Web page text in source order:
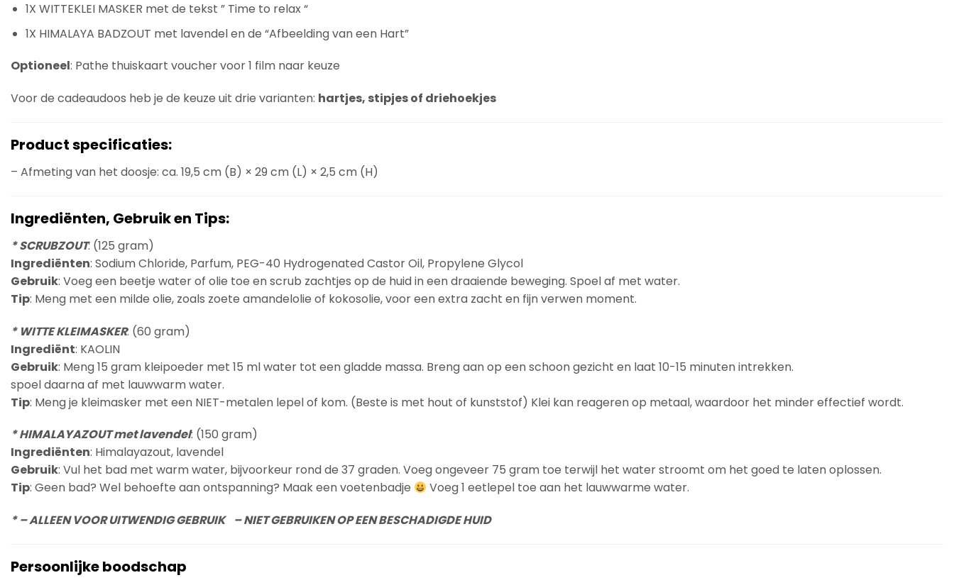
1X WITTEKLEI MASKER met de tekst ” Time to relax “
1X HIMALAYA BADZOUT met lavendel en de “Afbeelding van een Hart”
Optioneel: Pathe thuiskaart voucher voor 1 film naar keuze
Voor de cadeaudoos heb je de keuze uit drie varianten: hartjes, stipjes of driehoekjes
Product specificaties:
– Afmeting van het doosje: ca. 19,5 cm (B) × 29 cm (L) × 2,5 cm (H)
Ingrediënten, Gebruik en Tips:
* SCRUBZOUT: (125 gram)
Ingrediënten: Sodium Chloride, Parfum, PEG-40 Hydrogenated Castor Oil, Propylene Glycol
Gebruik: Voeg een beetje water of olie toe en scrub zachtjes op de huid in een draaiende beweging. Spoel af met water.
Tip: Meng met een milde olie, zoals zoete amandelolie of kokosolie, voor een extra zacht en fijn verwen moment.
* WITTE KLEIMASKER: (60 gram)
Ingrediënt: KAOLIN
Gebruik: Meng 15 gram kleipoeder met 15 ml water tot een gladde massa. Breng aan op een schoon gezicht en laat 10-15 minuten intrekken.
spoel daarna af met lauwwarm water.
Tip: Meng je kleimasker met een NIET-metalen lepel of kom. (Beste is met hout of kunststof) Klei kan reageren op metaal, waardoor het minder effectief wordt.
* HIMALAYAZOUT met lavendel: (150 gram)
Ingrediënten: Himalayazout, lavendel
Gebruik: Vul het bad met warm water, bijvoorkeur rond de 37 graden. Voeg ongeveer 75 gram toe terwijl het water stroomt om het goed te laten oplossen.
Tip: Geen bad? Wel behoefte aan ontspanning? Maak een voetenbadje
Voeg 1 eetlepel toe aan het lauwwarme water.
* – ALLEEN VOOR UITWENDIG GEBRUIK – NIET GEBRUIKEN OP EEN BESCHADIGDE HUID
Persoonlijke boodschap